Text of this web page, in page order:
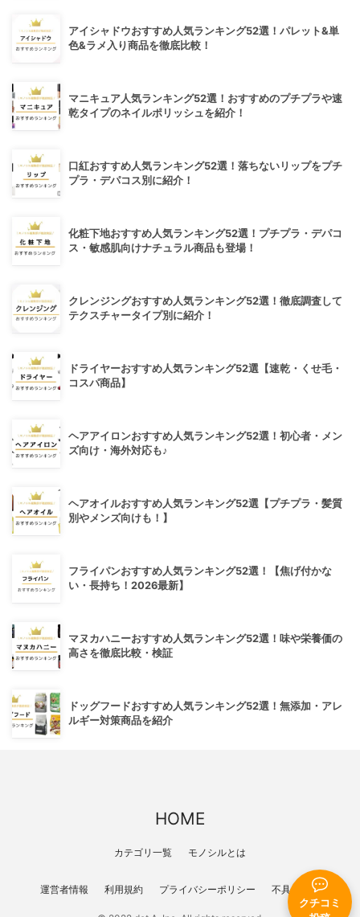
クチコミ
アイシャドウおすすめ人気ランキング52選！パレット&単
色&ラメ入り商品を徹底比較！
マニキュア人気ランキング52選！おすすめのプチプラや速
乾タイプのネイルポリッシュを紹介！
口紅おすすめ人気ランキング52選！落ちないリップをプチ
プラ・デパコス別に紹介！
化粧下地おすすめ人気ランキング52選！プチプラ・デパコ
ス・敏感肌向けナチュラル商品も登場！
クレンジングおすすめ人気ランキング52選！徹底調査して
テクスチャータイプ別に紹介！
ドライヤーおすすめ人気ランキング52選【速乾・くせ毛・
コスパ商品】
ヘアアイロンおすすめ人気ランキング52選！初心者・メン
ズ向け・海外対応も♪
ヘアオイルおすすめ人気ランキング52選【プチプラ・髪質
別やメンズ向けも！】
フライパンおすすめ人気ランキング52選！【焦げ付かな
い・長持ち！2026最新】
マヌカハニーおすすめ人気ランキング52選！味や栄養価の
高さを徹底比較・検証
ドッグフードおすすめ人気ランキング52選！無添加・アレ
ルギー対策商品を紹介
HOME
カテゴリ一覧 モノシルとは
運営者情報 利用規約 プライバシーポリシー 不具合報告